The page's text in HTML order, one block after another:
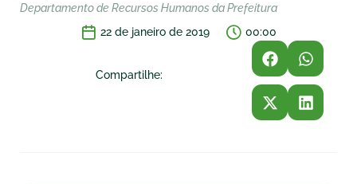
Departamento de Recursos Humanos da Prefeitura
22 de janeiro de 2019
00:00
Compartilhe: